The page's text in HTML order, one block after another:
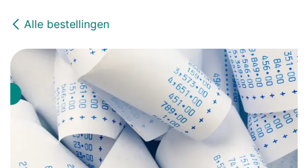
Alle bestellingen